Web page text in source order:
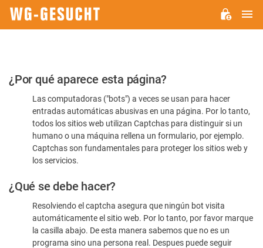
Por
favor,
confirme
humano
¿Por qué aparece esta página?
Las computadoras ("bots") a veces se usan para hacer
entradas automáticas abusivas en una página. Por lo tanto,
todos los sitios web utilizan Captchas para distinguir si un
humano o una máquina rellena un formulario, por ejemplo.
Captchas son fundamentales para proteger los sitios web y
los servicios.
¿Qué se debe hacer?
Resolviendo el captcha asegura que ningún bot visita
automáticamente el sitio web. Por lo tanto, por favor marque
la casilla abajo. De esta manera sabemos que no es un
programa sino una persona real. Despues puede seguir